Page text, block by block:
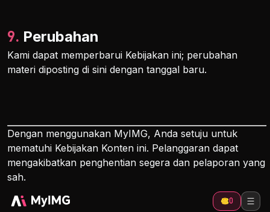
9. Perubahan
Kami dapat memperbarui Kebijakan ini; perubahan
materi diposting di sini dengan tanggal baru.
Dengan menggunakan MyIMG, Anda setuju untuk
mematuhi Kebijakan Konten ini. Pelanggaran dapat
mengakibatkan penghentian segera dan pelaporan yang
sah.
0